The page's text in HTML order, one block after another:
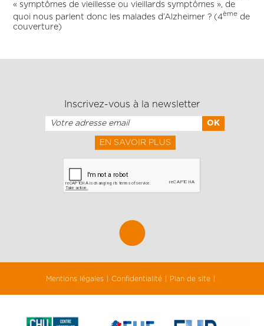
« symptômes de vieillesse ou vieillards symptômes », de
quoi nous parlent donc les malades d’Alzheimer ? (4ème de
couverture)
Inscrivez-vous à la newsletter
EN SAVOIR PLUS
Mentions légales Confidentialité Plan de site